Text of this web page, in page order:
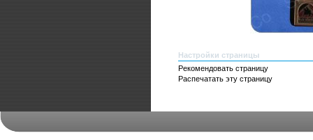
Настройки страницы
Рекомендовать страницу
Распечатать эту страницу